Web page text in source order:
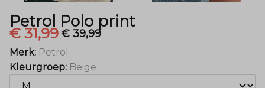
Petrol Polo print
€ 31,99€ 39,99
Merk: Petrol
Kleurgroep: Beige